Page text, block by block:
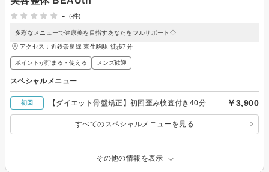
-
(-件)
多彩なメニューで健康美を目指すあなたをフルサポート◇
アクセス：近鉄奈良線 東生駒駅 徒歩7分
ポイントが貯まる・使える メンズ歓迎
スペシャルメニュー
初回 【ダイエット骨盤矯正】初回歪み検査付き40分 ￥3,900
すべてのスペシャルメニューを見る
その他の情報を表示